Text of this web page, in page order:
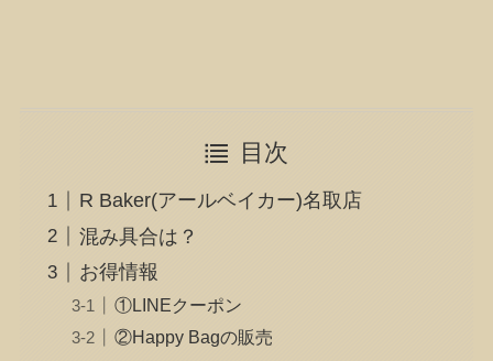
目次
R Baker(アールベイカー)名取店
混み具合は？
お得情報
①LINEクーポン
②Happy Bagの販売